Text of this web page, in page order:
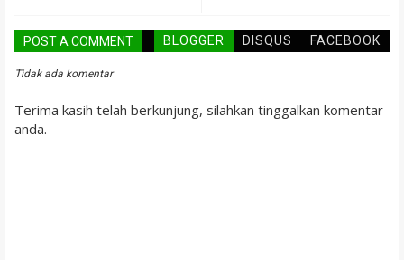
POST A COMMENT BLOGGER DISQUS FACEBOOK
Tidak ada komentar
Terima kasih telah berkunjung, silahkan tinggalkan komentar
anda.